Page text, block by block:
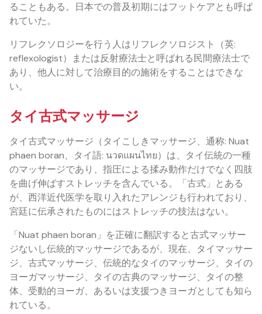
ることもある。日本での普及初期にはフットケアとも呼ば
れていた。
リフレクソロジーを行う人はリフレクソロジスト（英:
reflexologist）または反射療法士と呼ばれる民間療法士で
あり、他人に対して治療目的の施術をすることはできな
い。
タイ古式マッサージ
タイ古式マッサージ（タイこしきマッサージ、通称: Nuat
phaen boran、タイ語: นวดแผนไทย）は、タイ伝統の一種
のマッサージであり、指圧による揉み動作だけでなく四肢
を曲げ伸ばすストレッチを含んでいる。「古式」とある
が、西洋近代医学を取り入れたアレンジも行われており、
宮廷に伝承されたものにはストレッチの技法はない。
「Nuat phaen boran」を正確に翻訳すると古式マッサー
ジないし伝統的マッサージであるが、現在、タイマッサー
ジ、古式マッサージ、伝統的なタイのマッサージ、タイの
ヨーガマッサージ、タイの古典のマッサージ、タイの整
体、受動的ヨーガ、あるいは支援つきヨーガとしても知ら
れている。